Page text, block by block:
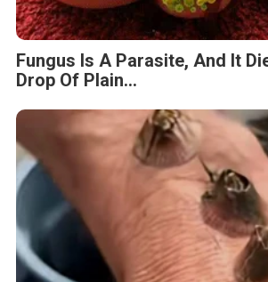
Fungus Is A Parasite, And It
Drop Of Plain...